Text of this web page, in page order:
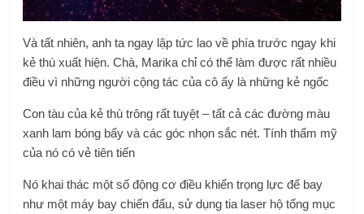
Và tất nhiên, anh ta ngay lập tức lao về phía trước ngay khi
kẻ thù xuất hiện. Chà, Marika chỉ có thể làm được rất nhiều
điều vì những người cộng tác của cô ấy là những kẻ ngốc
Con tàu của kẻ thù trông rất tuyệt – tất cả các đường màu
xanh lam bóng bẩy và các góc nhọn sắc nét. Tính thẩm mỹ
của nó có vẻ tiên tiến
Nó khai thác một số động cơ điều khiển trọng lực để bay
như một máy bay chiến đấu, sử dụng tia laser hộ tống mục